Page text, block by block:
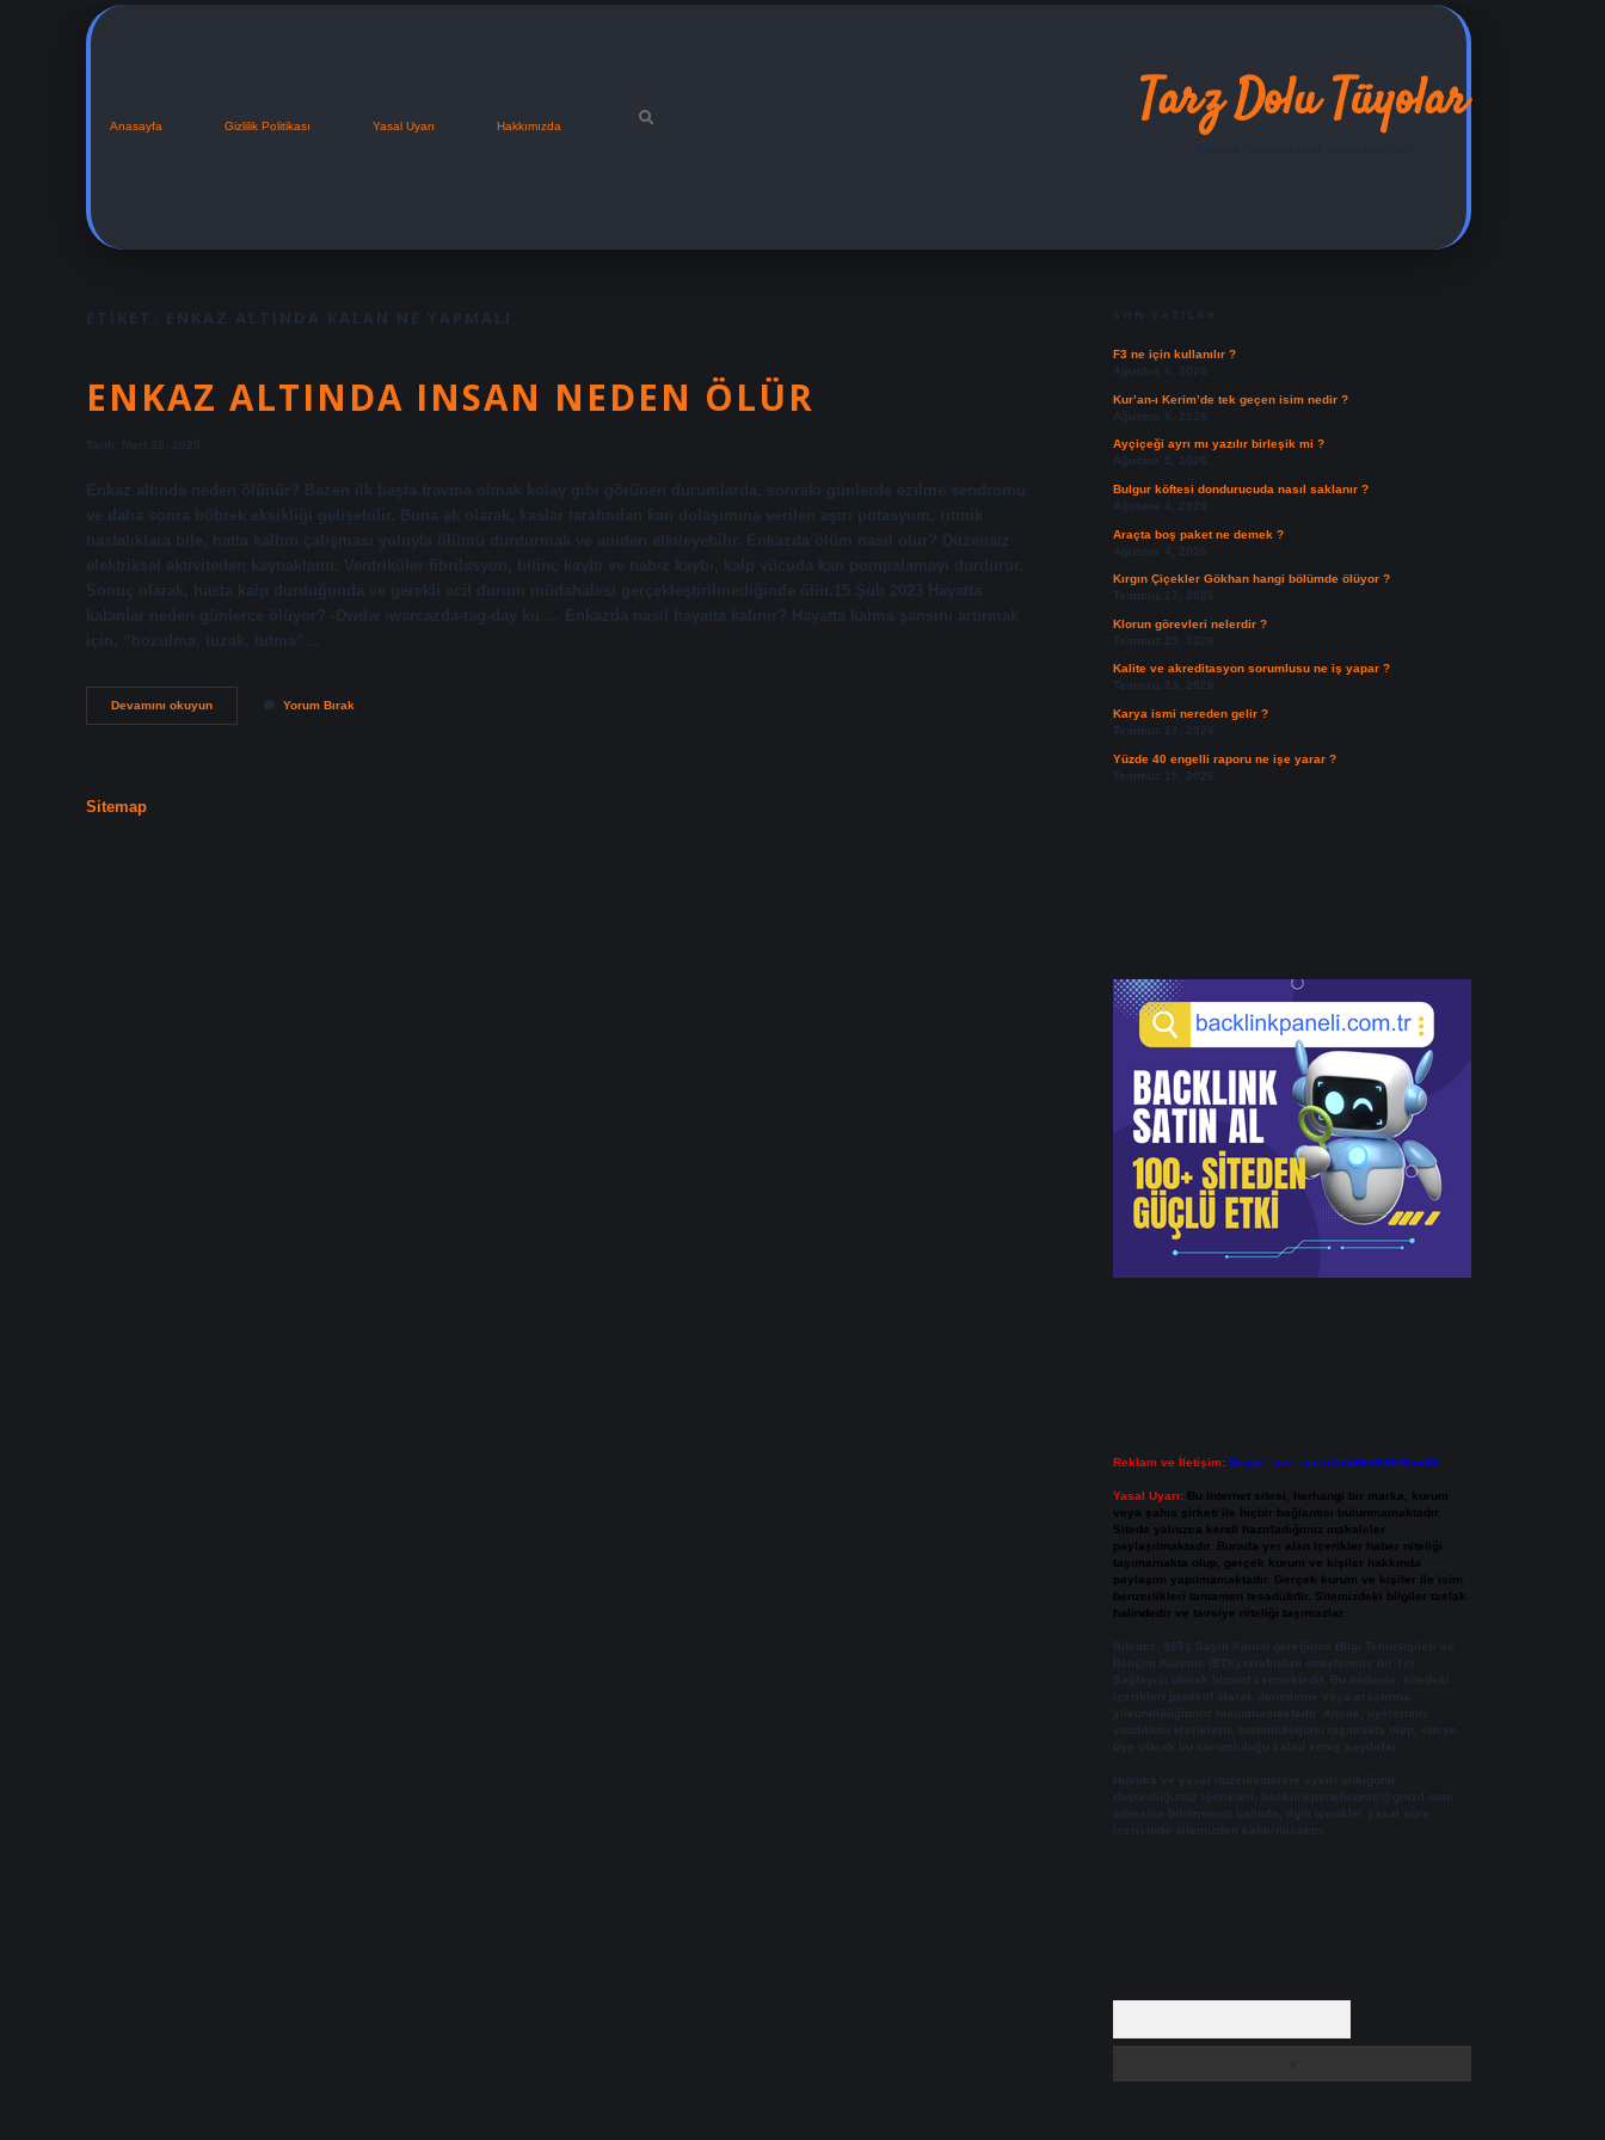
Anasayfa Gizlilik Politikası Yasal Uyarı Hakkımızda Tarz Dolu Tüyolar
ETIKET: ENKAZ ALTINDA KALAN NE YAPMALI
ENKAZ ALTINDA INSAN NEDEN ÖLÜR
Tarih: Mart 28, 2025
Enkaz altında neden ölünür? Bazen ilk başta travma olmak kolay gibi görünen durumlarda, sonraki günlerde ezilme sendromu
ve daha sonra böbrek eksikliği gelişebilir. Buna ek olarak, kaslar tarafından kan dolaşımına verilen aşırı potasyum, ritmik
hastalıklara bile, hatta kalbin çalışması yoluyla ölümü durdurmak ve aniden etkileyebilir. Enkazda ölüm nasıl olur? Düzensiz
elektriksel aktiviteden kaynaklanır. Ventriküler fibrilasyon, bilinç kaybı ve nabız kaybı, kalp vücuda kan pompalamayı durdurur.
Sonuç olarak, hasta kalp durduğunda ve gerekli acil durum müdahalesi gerçekleştirilmediğinde ölür.15 Şub 2023 Hayatta
kalanlar neden günlerce ölüyor? -Dwdw ›warcazda-tag-day ku … Enkazda nasıl hayatta kalınır? Hayatta kalma şansını artırmak
için, “bozulma, tuzak, tutma”…
Devamını okuyunEnkaz
Altında
Yorum Bırak
Sitemap
SON YAZILAR
F3 ne için kullanılır ?
Ağustos 6, 2026
Kur’an-ı Kerim’de tek geçen isim nedir ?
Ağustos 6, 2026
Ayçiçeği ayrı mı yazılır birleşik mi ?
Ağustos 5, 2026
Bulgur köftesi dondurucuda nasıl saklanır ?
Ağustos 4, 2026
Araçta boş paket ne demek ?
Ağustos 4, 2026
Kırgın Çiçekler Gökhan hangi bölümde ölüyor ?
Temmuz 27, 2026
Klorun görevleri nelerdir ?
Temmuz 25, 2026
Kalite ve akreditasyon sorumlusu ne iş yapar ?
Temmuz 23, 2026
Karya ismi nereden gelir ?
Temmuz 17, 2026
Yüzde 40 engelli raporu ne işe yarar ?
Temmuz 15, 2026
Reklam ve İletişim: Skype: live:.cid.575569c608265c69
Yasal Uyarı: Bu internet sitesi, herhangi bir marka, kurum
veya şahıs şirketi ile hiçbir bağlantısı bulunmamaktadır.
Sitede yalnızca kendi hazırladığımız makaleler
paylaşılmaktadır. Burada yer alan içerikler haber niteliği
taşımamakta olup, gerçek kurum ve kişiler hakkında
paylaşım yapılmamaktadır. Gerçek kurum ve kişiler ile isim
benzerlikleri tamamen tesadüfidir. Sitemizdeki bilgiler taslak
halindedir ve tavsiye niteliği taşımazlar.
Sitemiz, 5651 Sayılı Kanun gereğince Bilgi Teknolojileri ve
İletişim Kurumu (BTK) tarafından onaylanmış bir Yer
Sağlayıcı olarak hizmet vermektedir. Bu nedenle, sitedeki
içerikleri proaktif olarak denetleme veya araştırma
yükümlülüğümüz bulunmamaktadır. Ancak, üyelerimiz
yazdıkları içeriklerin sorumluluğunu taşımakta olup, siteye
üye olarak bu sorumluluğu kabul etmiş sayılırlar.
Hukuka ve yasal düzenlemelere aykırı olduğunu
düşündüğünüz içerikleri,
backlinkpanelicomtr@gmail.com
adresine bildirmeniz halinde, ilgili içerikler yasal süre
içerisinde sitemizden kaldırılacaktır.